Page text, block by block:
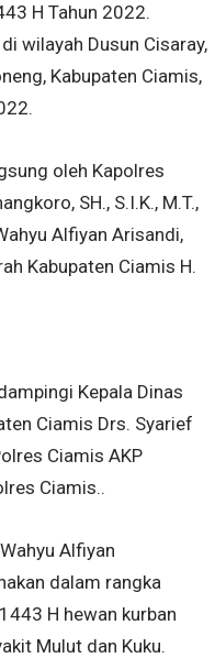
H Tahun 2022.
wilayah Dusun Cisaray,
Kabupaten Ciamis,
oleh Kapolres
SH., S.I.K., M.T.,
Alfiyan Arisandi,
Kabupaten Ciamis H.
Kepala Dinas
Ciamis Drs. Syarief
Ciamis AKP
Ciamis..
Alfiyan
dalam rangka
H hewan kurban
Mulut dan Kuku.